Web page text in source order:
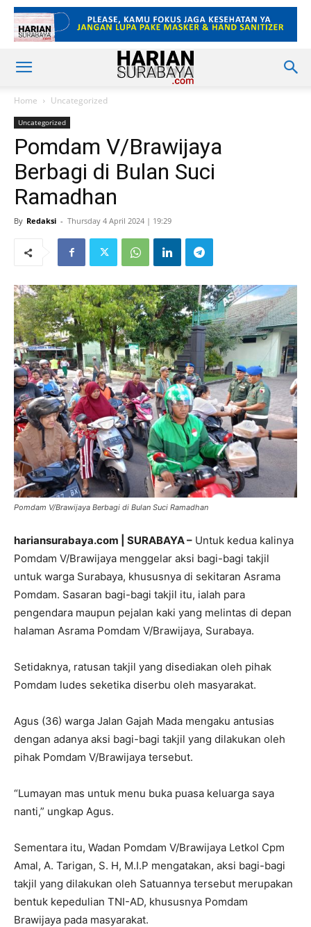
Home Uncategorized
Uncategorized
Pomdam V/Brawijaya
Berbagi di Bulan Suci
Ramadhan
By Redaksi - Thursday 4 April 2024 | 19:29
Pomdam V/Brawijaya Berbagi di Bulan Suci Ramadhan
hariansurabaya.com | SURABAYA – Untuk kedua kalinya
Pomdam V/Brawijaya menggelar aksi bagi-bagi takjil
untuk warga Surabaya, khususnya di sekitaran Asrama
Pomdam. Sasaran bagi-bagi takjil itu, ialah para
pengendara maupun pejalan kaki yang melintas di depan
halaman Asrama Pomdam V/Brawijaya, Surabaya.
Setidaknya, ratusan takjil yang disediakan oleh pihak
Pomdam ludes seketika diserbu oleh masyarakat.
Agus (36) warga Jalan Gajah Mada mengaku antusias
dengan adanya aksi bagi-bagi takjil yang dilakukan oleh
pihak Pomdam V/Brawijaya tersebut.
“Lumayan mas untuk menu buka puasa keluarga saya
nanti,” ungkap Agus.
Sementara itu, Wadan Pomdam V/Brawijaya Letkol Cpm
Amal, A. Tarigan, S. H, M.I.P mengatakan, aksi bagi-bagi
takjil yang dilakukan oleh Satuannya tersebut merupakan
bentuk kepedulian TNI-AD, khususnya Pomdam
Brawijaya pada masyarakat.